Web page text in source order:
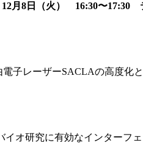
12月8日（火） 16:30〜17:30
電子レーザーSACLAの高度化
イオ研究に有効なインターフ